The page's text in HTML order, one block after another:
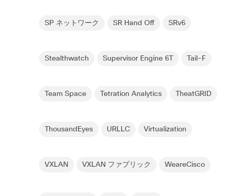
SP ネットワーク SR Hand Off SRv6
Stealthwatch Supervisor Engine 6T Tail-F
Team Space Tetration Analytics TheatGRID
ThousandEyes URLLC Virtualization
VXLAN VXLAN ファブリック WeareCisco